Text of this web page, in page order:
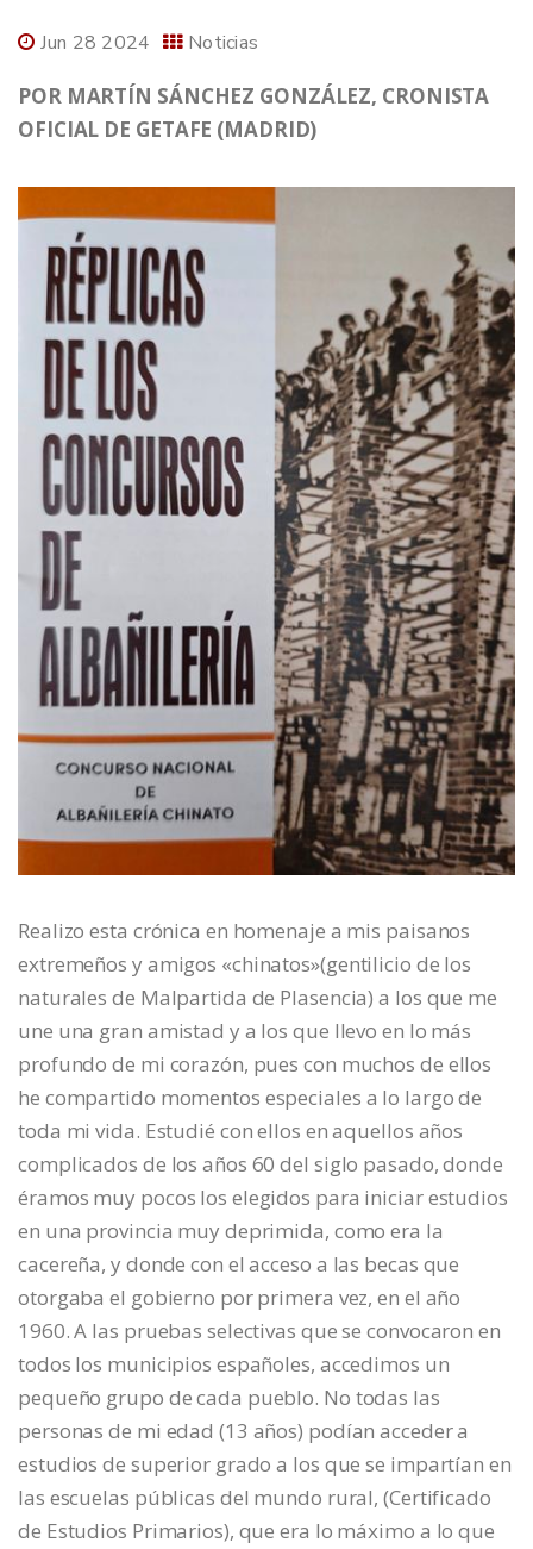
Jun 28 2024 Noticias
POR MARTÍN SÁNCHEZ GONZÁLEZ, CRONISTA
OFICIAL DE GETAFE (MADRID)
Realizo esta crónica en homenaje a mis paisanos
extremeños y amigos «chinatos»(gentilicio de los
naturales de Malpartida de Plasencia) a los que me
une una gran amistad y a los que llevo en lo más
profundo de mi corazón, pues con muchos de ellos
he compartido momentos especiales a lo largo de
toda mi vida. Estudié con ellos en aquellos años
complicados de los años 60 del siglo pasado, donde
éramos muy pocos los elegidos para iniciar estudios
en una provincia muy deprimida, como era la
cacereña, y donde con el acceso a las becas que
otorgaba el gobierno por primera vez, en el año
1960. A las pruebas selectivas que se convocaron en
todos los municipios españoles, accedimos un
pequeño grupo de cada pueblo. No todas las
personas de mi edad (13 años) podían acceder a
estudios de superior grado a los que se impartían en
las escuelas públicas del mundo rural, (Certificado
de Estudios Primarios), que era lo máximo a lo que